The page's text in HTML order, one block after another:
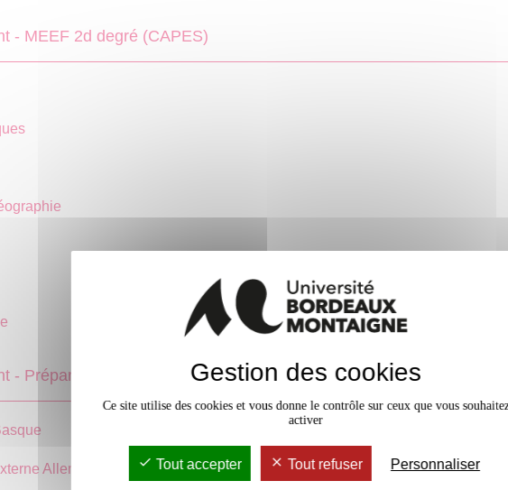
- MEEF 2d degré (CAPES)
- Préparation à l'Agrégation
Allemand
Gestion des cookies
Ce site utilise des cookies et vous donne le contrôle sur ceux que vous
activer
Tout accepter Tout refuser Personnaliser